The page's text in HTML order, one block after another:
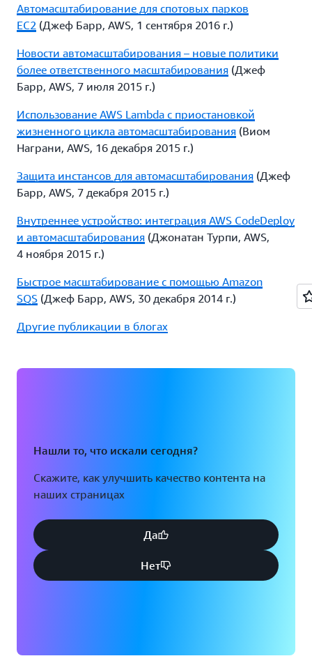
Автомасштабирование для спотовых парков
EC2 (Джеф Барр, AWS, 1 сентября 2016 г.)
Новости автомасштабирования – новые политики
более ответственного масштабирования (Джеф
Барр, AWS, 7 июля 2015 г.)
Использование AWS Lambda с приостановкой
жизненного цикла автомасштабирования (Виом
Награни, AWS, 16 декабря 2015 г.)
Защита инстансов для автомасштабирования (Джеф
Барр, AWS, 7 декабря 2015 г.)
Внутреннее устройство: интеграция AWS CodeDeploy
и автомасштабирования (Джонатан Турпи, AWS,
4 ноября 2015 г.)
Быстрое масштабирование с помощью Amazon
SQS (Джеф Барр, AWS, 30 декабря 2014 г.)
Другие публикации в блогах
Нашли то, что искали сегодня?
Скажите, как улучшить качество контента на
наших страницах
Да
Нет